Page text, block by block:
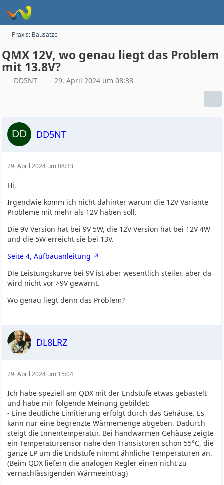
Praxis: Bausätze
QMX 12V, wo genau liegt das Problem
mit 13.8V?
DD5NT 29. April 2024 um 08:33
DD5NT
29. April 2024 um 08:33
Hi,
Irgendwie komm ich nicht dahinter warum die 12V Variante
Probleme mit mehr als 12V haben soll.
Die 9V Version hat bei 9V 5W, die 12V Version hat bei 12V 4W
und die 5W erreicht sie bei 13V.
Seite 4, Aufbauanleitung
Die Leistungskurve bei 9V ist aber wesentlich steiler, aber da
wird nicht vor >9V gewarnt.
Wo genau liegt denn das Problem?
DL8LRZ
29. April 2024 um 15:04
Ich habe speziell am QDX mit der Endstufe etwas gebastelt
und habe mir folgende Meinung gebildet:
- Eine deutliche Limitierung erfolgt durch das Gehäuse. Es
kann nur eine begrenzte Wärmemenge abgeben. Dadurch
steigt die Innentemperatur. Bei handwarmen Gehäuse zeigte
ein Temperatursensor nahe den Transistoren schon 55°C, die
ganze LP um die Endstufe nimmt ähnliche Temperaturen an.
(Beim QDX liefern die analogen Regler einen nicht zu
vernachlässigenden Wärmeeintrag)